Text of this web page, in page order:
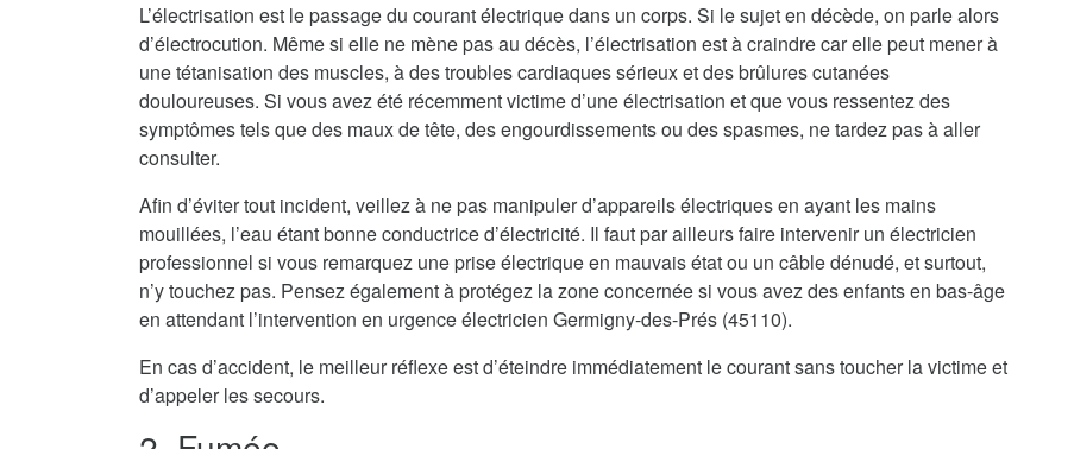
L’électrisation est le passage du courant électrique dans un corps. Si le sujet en décède, on parle alors
d’électrocution. Même si elle ne mène pas au décès, l’électrisation est à craindre car elle peut mener à
une tétanisation des muscles, à des troubles cardiaques sérieux et des brûlures cutanées
douloureuses. Si vous avez été récemment victime d’une électrisation et que vous ressentez des
symptômes tels que des maux de tête, des engourdissements ou des spasmes, ne tardez pas à aller
consulter.
Afin d’éviter tout incident, veillez à ne pas manipuler d’appareils électriques en ayant les mains
mouillées, l’eau étant bonne conductrice d’électricité. Il faut par ailleurs faire intervenir un électricien
professionnel si vous remarquez une prise électrique en mauvais état ou un câble dénudé, et surtout,
n’y touchez pas. Pensez également à protégez la zone concernée si vous avez des enfants en bas-âge
en attendant l’intervention en urgence électricien Germigny-des-Prés (45110).
En cas d’accident, le meilleur réflexe est d’éteindre immédiatement le courant sans toucher la victime et
d’appeler les secours.